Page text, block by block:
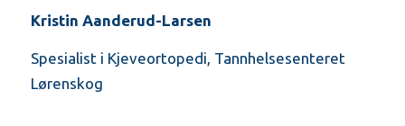
Kristin Aanderud-Larsen
Spesialist i Kjeveortopedi, Tannhelsesenteret
Lørenskog